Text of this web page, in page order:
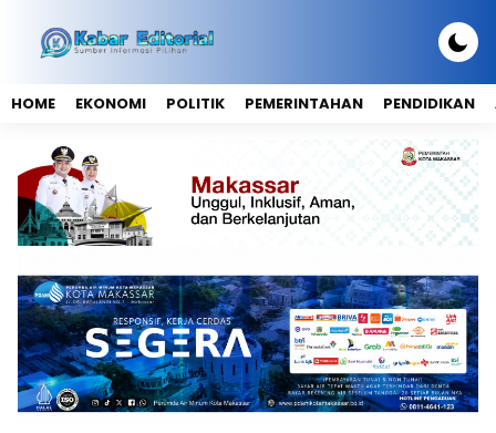
HOME EKONOMI POLITIK PEMERINTAHAN PENDIDIKAN